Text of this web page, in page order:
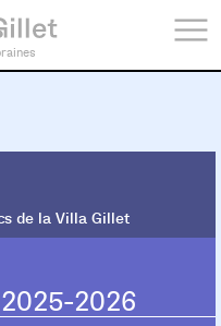
de la Villa Gillet
2026